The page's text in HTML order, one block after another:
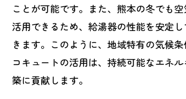
ことが可能です。また、熊本の冬でも
活用できるため、給湯器の性能を安定
きます。このように、地域特有の気候
コキュートの活用は、持続可能なエネ
築に貢献します。